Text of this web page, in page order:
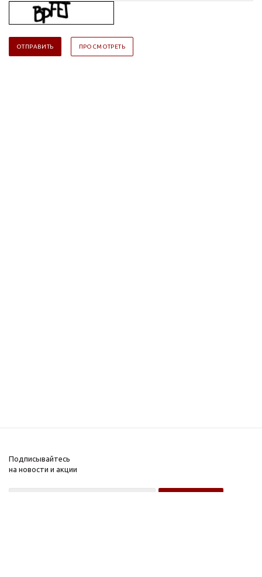
Подписывайтесь
на новости и акции